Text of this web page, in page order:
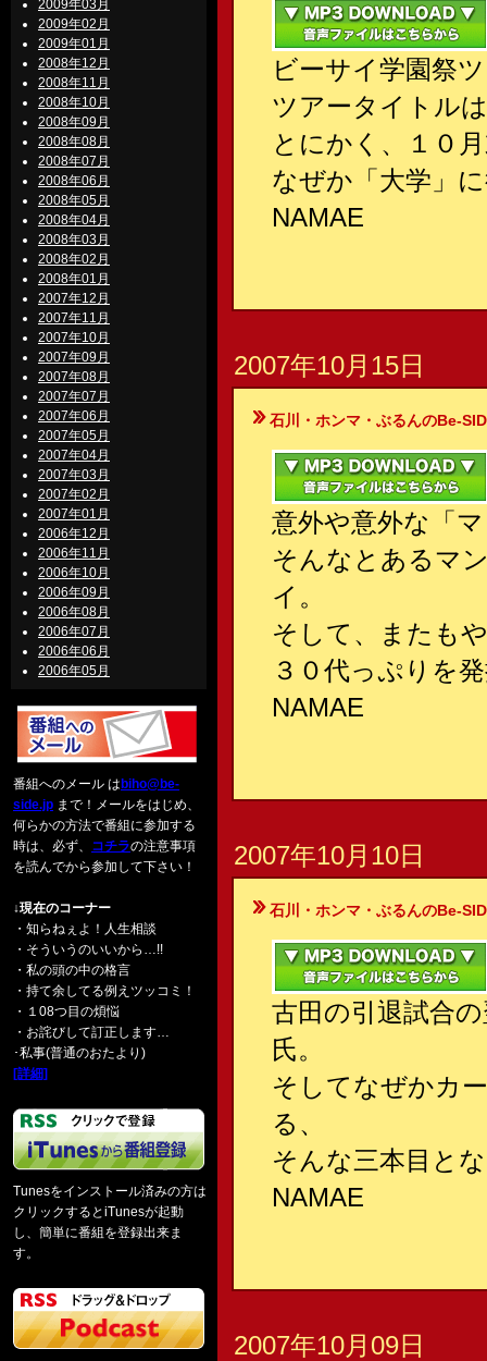
2009年03月
2009年02月
2009年01月
2008年12月
2008年11月
2008年10月
2008年09月
2008年08月
2008年07月
2008年06月
2008年05月
2008年04月
2008年03月
2008年02月
2008年01月
2007年12月
2007年11月
2007年10月
2007年09月
2007年08月
2007年07月
2007年06月
2007年05月
2007年04月
2007年03月
2007年02月
2007年01月
2006年12月
2006年11月
2006年10月
2006年09月
2006年08月
2006年07月
2006年06月
2006年05月
番組へのメール は biho@be-
side.jp まで！メールをはじめ、
何らかの方法で番組に参加する
時は、必ず、 コチラの注意事項
を読んでから参加して下さい！
↓現在のコーナー
・知らねぇよ！人生相談
・そういうのいいから…!!
・私の頭の中の格言
・持て余してる例えツッコミ！
・１08つ目の煩悩
・お詫びして訂正します…
･私事(普通のおたより)
[詳細]
Tunesをインストール済みの方は
クリックするとiTunesが起動
し、簡単に番組を登録出来ま
す。
ビーサイ学園祭
ツアータイトル
とにかく、１０
なぜか「大学」
NAMAE
2007年10月15日
石川・ホンマ・ぶるんのBe-
意外や意外な「
そんなとあるマ
イ。
そして、またも
３０代っぷりを
NAMAE
2007年10月10日
石川・ホンマ・ぶるんのBe-
古田の引退試合
氏。
そしてなぜかカ
る、
そんな三本目と
NAMAE
2007年10月09日